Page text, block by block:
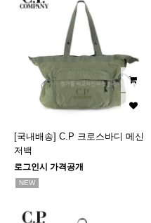
[국내배송] C.P 크로스바디 메신
저백
로그인시 가격공개
NEW